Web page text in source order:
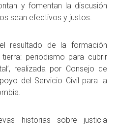
y fomentan la discusión
sean efectivos y justos.
resultado de la formación
periodismo para cubrir
realizada por Consejo de
del Servicio Civil para la
historias sobre justicia